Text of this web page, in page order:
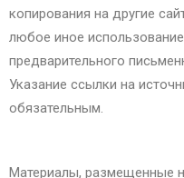
копирования на другие
любое иное
предварительного
Указание ссылки на
обязательным.
Материалы, размещенные